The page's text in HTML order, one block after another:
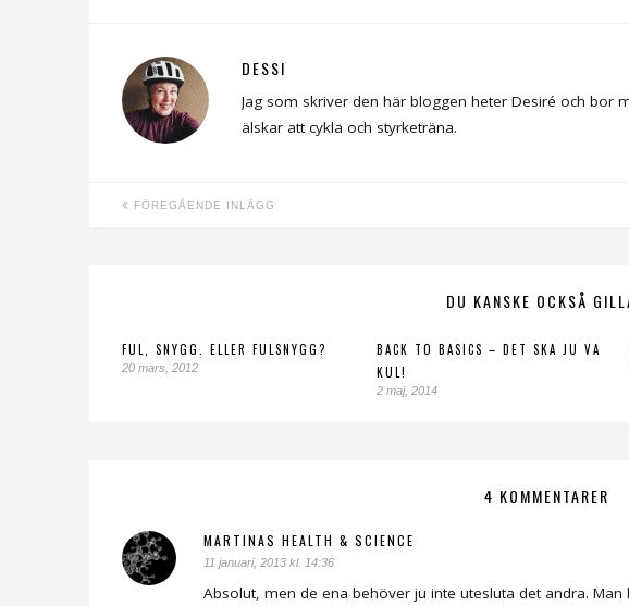
DESSI
Jag som skriver den här bloggen heter Desiré och bor
älskar att cykla och styrketräna.
FÖREGÅENDE INLÄGG
DU KANSKE OCKSÅ
FUL, SNYGG. ELLER FULSNYGG?
20 mars, 2012
BACK TO BASICS – DET SKA JU VA
KUL!
2 maj, 2014
4 KOMMENTARER
MARTINAS HEALTH & SCIENCE
11 januari, 2013 kl. 14:36
Absolut, men de ena behöver ju inte utesluta det andra.